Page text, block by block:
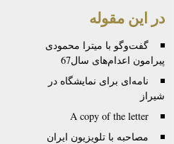
در این مقوله
گفت‌وگو با میترا محمودی
پیرامون اعدام‌های سال67
نامه‌ای برای نمایشگاه در
شیراز
A copy of the letter
مصاحبه با تلویزیون ایران